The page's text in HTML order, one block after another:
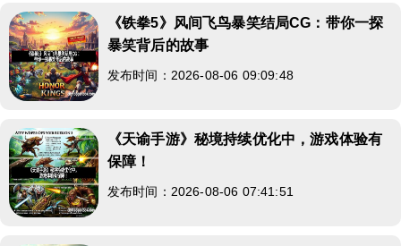
《铁拳5》风间飞鸟暴笑结局CG：带你一探
暴笑背后的故事
发布时间：2026-08-06 09:09:48
《天谕手游》秘境持续优化中，游戏体验有
保障！
发布时间：2026-08-06 07:41:51